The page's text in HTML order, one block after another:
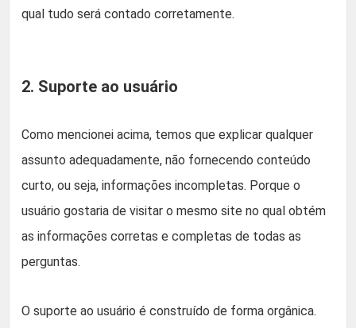
qual tudo será contado corretamente.
2. Suporte ao usuário
Como mencionei acima, temos que explicar qualquer
assunto adequadamente, não fornecendo conteúdo
curto, ou seja, informações incompletas. Porque o
usuário gostaria de visitar o mesmo site no qual obtém
as informações corretas e completas de todas as
perguntas.
O suporte ao usuário é construído de forma orgânica.